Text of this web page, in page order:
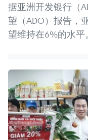
据亚洲开发银行（
望（ADO）报告，
望维持在6%的水平。